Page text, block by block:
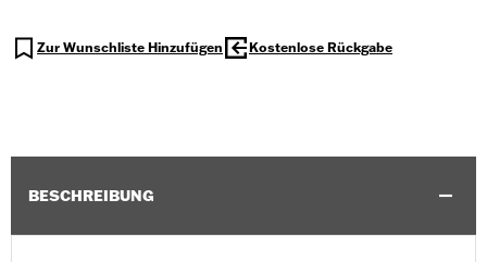
Zur Wunschliste Hinzufügen Kostenlose Rückgabe
BESCHREIBUNG